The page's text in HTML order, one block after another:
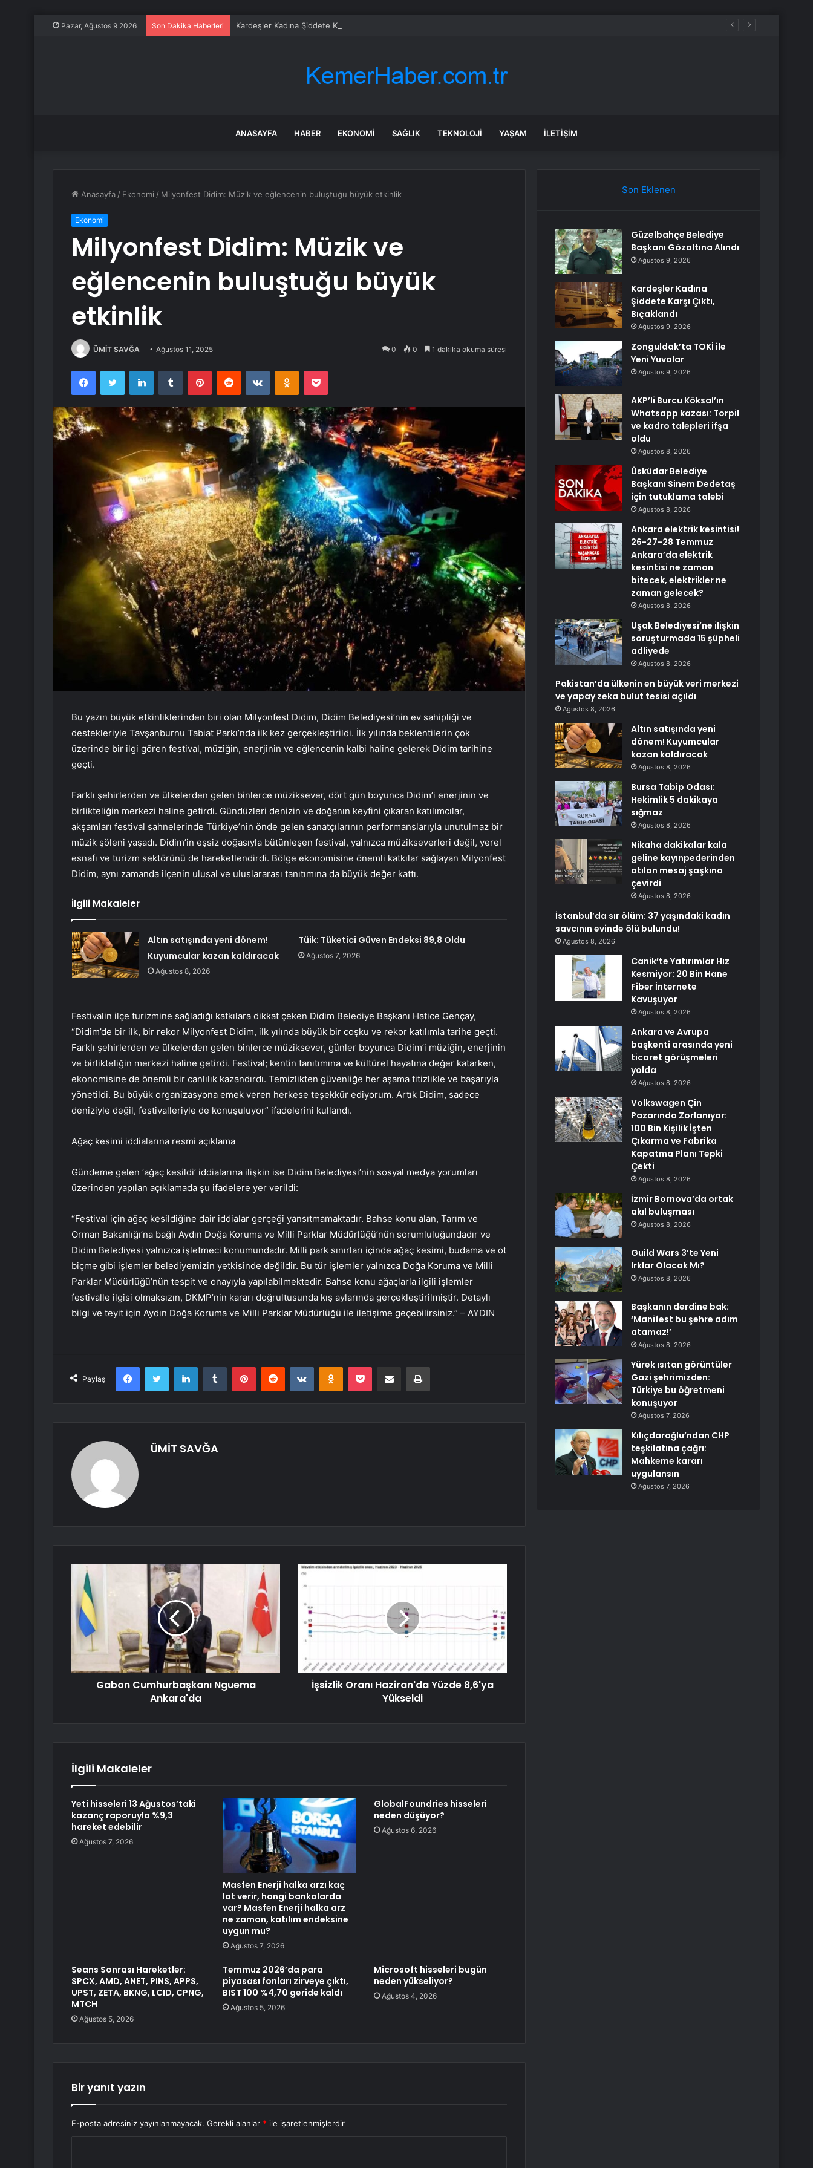
Pazar, Ağustos 9 2026 Son Dakika Haberleri Kardeşler Kadına Şiddete Karşı Çıktı, Bıçaklandı
ANASAYFA HABER EKONOMI SAĞLIK TEKNOLOJI YAŞAM İLETIŞIM
Anasayfa / Ekonomi / Milyonfest Didim: Müzik ve eğlencenin buluştuğu büyük etkinlik
Ekonomi
Milyonfest Didim: Müzik ve
eğlencenin buluştuğu büyük
etkinlik
ÜMİT SAVĞA Ağustos 11, 2025 0 0 1 dakika okuma süresi
FacebookTwitter LinkedInTumblr PinterestReddit VKontakteOdnoklassniki
Pocket
Bu yazın büyük etkinliklerinden biri olan Milyonfest Didim, Didim Belediyesi’nin ev sahipliği ve
destekleriyle Tavşanburnu Tabiat Parkı’nda ilk kez gerçekleştirildi. İlk yılında beklentilerin çok
üzerinde bir ilgi gören festival, müziğin, enerjinin ve eğlencenin kalbi haline gelerek Didim tarihine
geçti.
Farklı şehirlerden ve ülkelerden gelen binlerce müziksever, dört gün boyunca Didim’i enerjinin ve
birlikteliğin merkezi haline getirdi. Gündüzleri denizin ve doğanın keyfini çıkaran katılımcılar,
akşamları festival sahnelerinde Türkiye’nin önde gelen sanatçılarının performanslarıyla unutulmaz bir
müzik şöleni yaşadı. Didim’in eşsiz doğasıyla bütünleşen festival, yalnızca müzikseverleri değil, yerel
esnafı ve turizm sektörünü de hareketlendirdi. Bölge ekonomisine önemli katkılar sağlayan Milyonfest
Didim, aynı zamanda ilçenin ulusal ve uluslararası tanıtımına da büyük değer kattı.
İlgili Makaleler
Altın satışında yeni dönem!
Kuyumcular kazan kaldıracak
Ağustos 8, 2026
Tüik: Tüketici Güven Endeksi 89,8 Oldu
Ağustos 7, 2026
Festivalin ilçe turizmine sağladığı katkılara dikkat çeken Didim Belediye Başkanı Hatice Gençay,
“Didim’de bir ilk, bir rekor Milyonfest Didim, ilk yılında büyük bir coşku ve rekor katılımla tarihe geçti.
Farklı şehirlerden ve ülkelerden gelen binlerce müziksever, günler boyunca Didim’i müziğin, enerjinin
ve birlikteliğin merkezi haline getirdi. Festival; kentin tanıtımına ve kültürel hayatına değer katarken,
ekonomisine de önemli bir canlılık kazandırdı. Temizlikten güvenliğe her aşama titizlikle ve başarıyla
yönetildi. Bu büyük organizasyona emek veren herkese teşekkür ediyorum. Artık Didim, sadece
deniziyle değil, festivalleriyle de konuşuluyor” ifadelerini kullandı.
Ağaç kesimi iddialarına resmi açıklama
Gündeme gelen ‘ağaç kesildi’ iddialarına ilişkin ise Didim Belediyesi’nin sosyal medya yorumları
üzerinden yapılan açıklamada şu ifadelere yer verildi:
“Festival için ağaç kesildiğine dair iddialar gerçeği yansıtmamaktadır. Bahse konu alan, Tarım ve
Orman Bakanlığı’na bağlı Aydın Doğa Koruma ve Milli Parklar Müdürlüğü’nün sorumluluğundadır ve
Didim Belediyesi yalnızca işletmeci konumundadır. Milli park sınırları içinde ağaç kesimi, budama ve ot
biçme gibi işlemler belediyemizin yetkisinde değildir. Bu tür işlemler yalnızca Doğa Koruma ve Milli
Parklar Müdürlüğü’nün tespit ve onayıyla yapılabilmektedir. Bahse konu ağaçlarla ilgili işlemler
festivalle ilgisi olmaksızın, DKMP’nin kararı doğrultusunda kış aylarında gerçekleştirilmiştir. Detaylı
bilgi ve teyit için Aydın Doğa Koruma ve Milli Parklar Müdürlüğü ile iletişime geçebilirsiniz.” – AYDIN
Paylaş
FacebookTwitter LinkedInTumblr PinterestReddit VKontakteOdnoklassniki
Pocket E-Posta ile paylaş Yazdır
ÜMİT SAVĞA
Gabon Cumhurbaşkanı Nguema
Ankara'da
İşsizlik Oranı Haziran'da Yüzde 8,6'ya
Yükseldi
İlgili Makaleler
Yeti hisseleri 13 Ağustos’taki
kazanç raporuyla %9,3
hareket edebilir
Ağustos 7, 2026
Masfen Enerji halka arzı kaç
lot verir, hangi bankalarda
var? Masfen Enerji halka arz
ne zaman, katılım endeksine
uygun mu?
Ağustos 7, 2026
GlobalFoundries hisseleri
neden düşüyor?
Ağustos 6, 2026
Seans Sonrası Hareketler:
SPCX, AMD, ANET, PINS, APPS,
UPST, ZETA, BKNG, LCID, CPNG,
MTCH
Ağustos 5, 2026
Temmuz 2026’da para
piyasası fonları zirveye çıktı,
BIST 100 %4,70 geride kaldı
Ağustos 5, 2026
Microsoft hisseleri bugün
neden yükseliyor?
Ağustos 4, 2026
Bir yanıt yazın
E-posta adresiniz yayınlanmayacak. Gerekli alanlar * ile işaretlenmişlerdir
Son Eklenen
Güzelbahçe Belediye
Başkanı Gözaltına Alındı
Ağustos 9, 2026
Kardeşler Kadına
Şiddete Karşı Çıktı,
Bıçaklandı
Ağustos 9, 2026
Zonguldak’ta TOKİ ile
Yeni Yuvalar
Ağustos 9, 2026
AKP’li Burcu Köksal’ın
Whatsapp kazası: Torpil
ve kadro talepleri ifşa
oldu
Ağustos 8, 2026
Üsküdar Belediye
Başkanı Sinem Dedetaş
için tutuklama talebi
Ağustos 8, 2026
Ankara elektrik kesintisi!
26-27-28 Temmuz
Ankara’da elektrik
kesintisi ne zaman
bitecek, elektrikler ne
zaman gelecek?
Ağustos 8, 2026
Uşak Belediyesi’ne ilişkin
soruşturmada 15 şüpheli
adliyede
Ağustos 8, 2026
Pakistan’da ülkenin en büyük veri merkezi
ve yapay zeka bulut tesisi açıldı
Ağustos 8, 2026
Altın satışında yeni
dönem! Kuyumcular
kazan kaldıracak
Ağustos 8, 2026
Bursa Tabip Odası:
Hekimlik 5 dakikaya
sığmaz
Ağustos 8, 2026
Nikaha dakikalar kala
geline kayınpederinden
atılan mesaj şaşkına
çevirdi
Ağustos 8, 2026
İstanbul’da sır ölüm: 37 yaşındaki kadın
savcının evinde ölü bulundu!
Ağustos 8, 2026
Canik’te Yatırımlar Hız
Kesmiyor: 20 Bin Hane
Fiber İnternete
Kavuşuyor
Ağustos 8, 2026
Ankara ve Avrupa
başkenti arasında yeni
ticaret görüşmeleri
yolda
Ağustos 8, 2026
Volkswagen Çin
Pazarında Zorlanıyor:
100 Bin Kişilik İşten
Çıkarma ve Fabrika
Kapatma Planı Tepki
Çekti
Ağustos 8, 2026
İzmir Bornova’da ortak
akıl buluşması
Ağustos 8, 2026
Guild Wars 3’te Yeni
Irklar Olacak Mı?
Ağustos 8, 2026
Başkanın derdine bak:
‘Manifest bu şehre adım
atamaz!’
Ağustos 8, 2026
Yürek ısıtan görüntüler
Gazi şehrimizden:
Türkiye bu öğretmeni
konuşuyor
Ağustos 7, 2026
Kılıçdaroğlu’ndan CHP
teşkilatına çağrı:
Mahkeme kararı
uygulansın
Ağustos 7, 2026